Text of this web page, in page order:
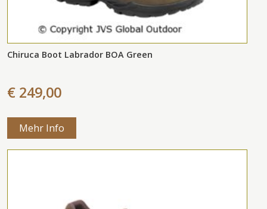
Chiruca Boot Labrador BOA Green
€ 249,00
Mehr Info